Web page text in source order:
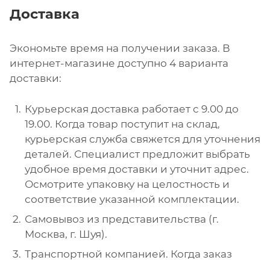
Доставка
Экономьте время на получении заказа. В
интернет-магазине доступно 4 варианта
доставки:
Курьерская доставка работает с 9.00 до
19.00. Когда товар поступит на склад,
курьерская служба свяжется для уточнения
деталей. Специалист предложит выбрать
удобное время доставки и уточнит адрес.
Осмотрите упаковку на целостность и
соответствие указанной комплектации.
Самовывоз из представительства (г.
Москва, г. Шуя).
Транспортной компанией. Когда заказ